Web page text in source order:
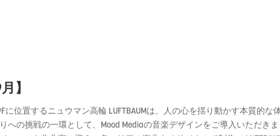
】
29Fに位置するニュウマン高輪 LUFTBAUMは、人の心を揺り動かす本質
への挑戦の一環として、Mood Mediaの音楽デザインをご導入いただき